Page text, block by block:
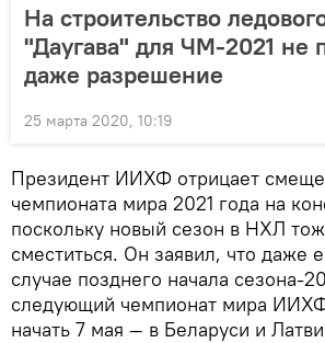
На строительство
"Даугава" для ЧМ-2021 не
даже разрешение
25 марта 2020, 10:19
Президент ИИХФ отрицает
чемпионата мира 2021 года на
поскольку новый сезон в НХЛ
сместиться. Он заявил, что даже
случае позднего начала сезона-
следующий чемпионат мира
начать 7 мая — в Беларуси и